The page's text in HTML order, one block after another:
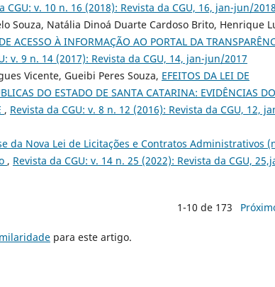
CGU: v. 10 n. 16 (2018): Revista da CGU, 16, jan-jun/2018
Souza, Natália Dinoá Duarte Cardoso Brito, Henrique
ACESSO À INFORMAÇÃO AO PORTAL DA
v. 9 n. 14 (2017): Revista da CGU, 14, jan-jun/2017
Vicente, Gueibi Peres Souza, EFEITOS DA LEI DE
DO ESTADO DE SANTA CATARINA: EVIDÊNCIAS DO
, Revista da CGU: v. 8 n. 12 (2016): Revista da CGU, 12,
da Nova Lei de Licitações e Contratos Administrativos
, Revista da CGU: v. 14 n. 25 (2022): Revista da CGU,
1-10 de 173
para este artigo.